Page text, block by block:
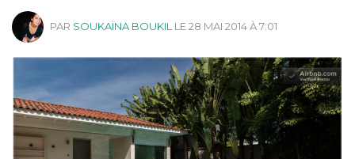
PAR SOUKAÏNA BOUKIL LE 28 MAI 2014 À 7:01